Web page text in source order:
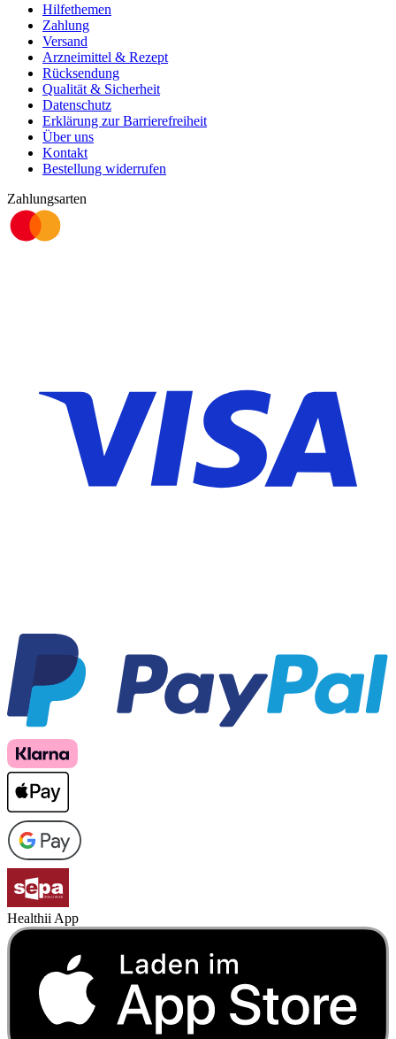
Hilfethemen
Zahlung
Versand
Arzneimittel & Rezept
Rücksendung
Qualität & Sicherheit
Datenschutz
Erklärung zur Barrierefreiheit
Über uns
Kontakt
Bestellung widerrufen
Zahlungsarten
Healthii App